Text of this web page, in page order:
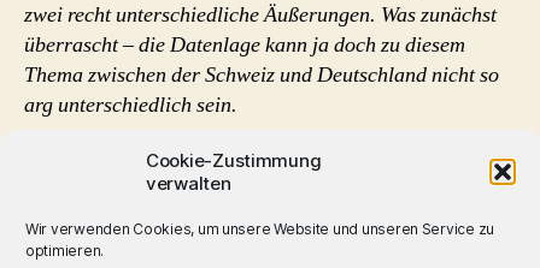
Cookie-Zustimmung
verwalten
Wir verwenden Cookies, um unsere Website und unseren Service zu
optimieren.
zwei recht unterschiedliche Äußerungen. Was zunächst
überrascht – die Datenlage kann ja doch zu diesem
Thema zwischen der Schweiz und Deutschland nicht so
arg unterschiedlich sein.
Prof. Hirschel kann sich zu einer sehr pointierten
Aussage durchringen, die auch für Menschen mit HIV
eine konkrete verständliche Botschaft ist.
Das RKI hingegen windet sich deutlich, vermeidet